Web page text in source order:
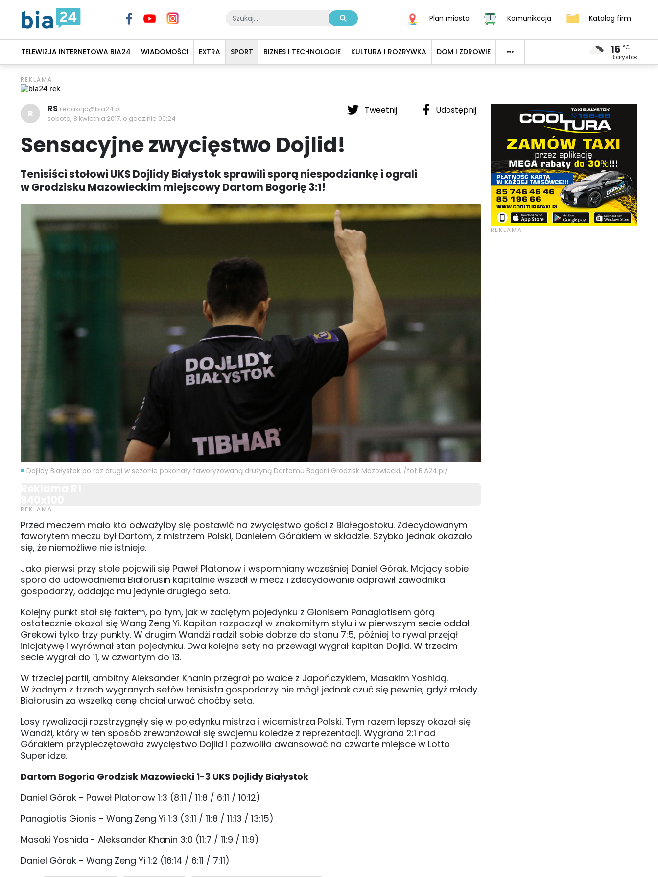
Plan miasta Komunikacja Katalog firm
TELEWIZJA INTERNETOWA BIA24 WIADOMOŚCI EXTRA SPORT BIZNES I TECHNOLOGIE KULTURA I ROZRYWKA DOM I ZDROWIE 16 °C
Białystok
Tweetnij Udostępnij
R RS redakcja@bia24.pl
sobota, 8 kwietnia 2017, o godzinie 00:24
Sensacyjne zwycięstwo Dojlid!
Tenisiści stołowi UKS Dojlidy Białystok sprawili sporą niespodziankę i ograli
w Grodzisku Mazowieckim miejscowy Dartom Bogorię 3:1!
Dojlidy Białystok po raz drugi w sezonie pokonały faworyzowaną drużyną Dartomu Bogorii Grodzisk Mazowiecki. /fot.BIA24.pl/
Przed meczem mało kto odważyłby się postawić na zwycięstwo gości z Białegostoku. Zdecydowanym
faworytem meczu był Dartom, z mistrzem Polski, Danielem Górakiem w składzie. Szybko jednak okazało
się, że niemożliwe nie istnieje.
Jako pierwsi przy stole pojawili się Paweł Platonow i wspomniany wcześniej Daniel Górak. Mający sobie
sporo do udowodnienia Białorusin kapitalnie wszedł w mecz i zdecydowanie odprawił zawodnika
gospodarzy, oddając mu jedynie drugiego seta.
Kolejny punkt stał się faktem, po tym, jak w zaciętym pojedynku z Gionisem Panagiotisem górą
ostatecznie okazał się Wang Zeng Yi. Kapitan rozpoczął w znakomitym stylu i w pierwszym secie oddał
Grekowi tylko trzy punkty. W drugim Wandżi radził sobie dobrze do stanu 7:5, później to rywal przejął
inicjatywę i wyrównał stan pojedynku. Dwa kolejne sety na przewagi wygrał kapitan Dojlid. W trzecim
secie wygrał do 11, w czwartym do 13.
W trzeciej partii, ambitny Aleksander Khanin przegrał po walce z Japończykiem, Masakim Yoshidą.
W żadnym z trzech wygranych setów tenisista gospodarzy nie mógł jednak czuć się pewnie, gdyż młody
Białorusin za wszelką cenę chciał urwać choćby seta.
Losy rywalizacji rozstrzygnęły się w pojedynku mistrza i wicemistrza Polski. Tym razem lepszy okazał się
Wandżi, który w ten sposób zrewanżował się swojemu koledze z reprezentacji. Wygrana 2:1 nad
Górakiem przypieczętowała zwycięstwo Dojlid i pozwoliła awansować na czwarte miejsce w Lotto
Superlidze.
Dartom Bogoria Grodzisk Mazowiecki 1-3 UKS Dojlidy Białystok
Daniel Górak - Paweł Platonow 1:3 (8:11 / 11:8 / 6:11 / 10:12)
Panagiotis Gionis - Wang Zeng Yi 1:3 (3:11 / 11:8 / 11:13 / 13:15)
Masaki Yoshida - Aleksander Khanin 3:0 (11:7 / 11:9 / 11:9)
Daniel Górak - Wang Zeng Yi 1:2 (16:14 / 6:11 / 7:11)